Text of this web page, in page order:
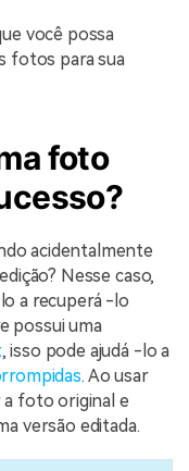
você possa
fotos para sua
foto
acidentalmente
Nesse caso,
a recuperá -lo
possui uma
, isso pode ajudá -lo a
. Ao usar
foto original e
versão editada.